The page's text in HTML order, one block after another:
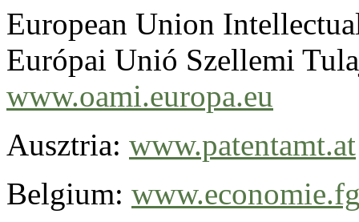
European Union
Európai Unió Szellemi
www.oami.europa.eu
Ausztria: www.patentamt.at
Belgium: